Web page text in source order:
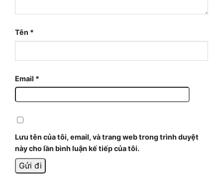
Tên *
Email *
Lưu tên của tôi, email, và trang web trong trình duyệt
này cho lần bình luận kế tiếp của tôi.